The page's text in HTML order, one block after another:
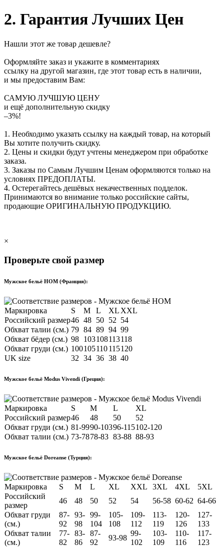
2. Гарантия Лучших Цен
Нашли этот же товар дешевле?
Оформляйте заказ и укажите в комментариях
ссылку на другой магазин, где этот товар есть в наличии,
и мы предоставим Вам:
САМУЮ ЛУЧШУЮ ЦЕНУ
и ещё дополнительную скидку
–3%!
1. Необходимо указать ссылку на каждый товар, на который
Вы хотите получить скидку.
2. Цены и скидки будут учтены менеджером при обработке
заказа.
3. Заказы по Самым Лучшим Ценам оформляются только на
условиях ПРЕДОПЛАТЫ.
4. Остерегайтесь дешёвых некачественных подделок.
Принимаются во внимание только российские сайты,
продающие ОРИГИНАЛЬНУЮ ПРОДУКЦИЮ.
×
Проверьте свой размер
Мужское бельё HOM (Франция):
Маркировка S M L XL XXL
Российский размер46 48 50 52 54
Обхват талии (см.) 79 84 89 94 99
Обхват бёдер (см.) 98 103108113118
Обхват груди (см.) 100105110115120
UK size
32 34 36 38 40
Мужское бельё Modus Vivendi (Греция):
Маркировка S M L
XL
Российский размер46 48 50
52
Обхват груди (см.) 81-9990-10396-115102-120
Обхват талии (см.) 73-7878-83 83-88 88-93
Мужское бельё Doreanse (Турция):
Маркировка S M L XL XXL 3XL 4XL
5XL
Российский
размер
46 48 50 52 54 56-58 60-62 64-66
Обхват груди
(см.)
87-
92
93-
98
99-
104
105-
108
109-
112
113-
119
120-
126
127-
133
Обхват талии
(см.)
77-
82
83-
86
87-
92
93-98
99-
102
103-
109
110-
116
117-
123